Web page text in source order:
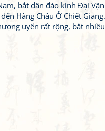
bắt dân đào kinh Đại Vận
Hàng Châu Ở Chiết Giang.
uyển rất rộng, bắt nhiều